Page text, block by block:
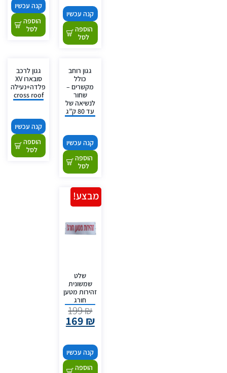
קנה עכשיו
הוספה
לסל
קנה עכשיו
הוספה
לסל
גגון רוחב
כולל
מקשרים –
שחור
לנשיאה של
עד 80 ק”ג
קנה עכשיו
הוספה
לסל
גגון לרכב
סובארו XV
פלדה+נעילה
cross roof
קנה עכשיו
הוספה
לסל
שלט
שמשונית
זהירות מטען
חורג
199₪
169 ₪
קנה עכשיו
הוספה
מבצע!